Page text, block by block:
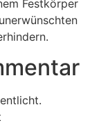
Festkörper